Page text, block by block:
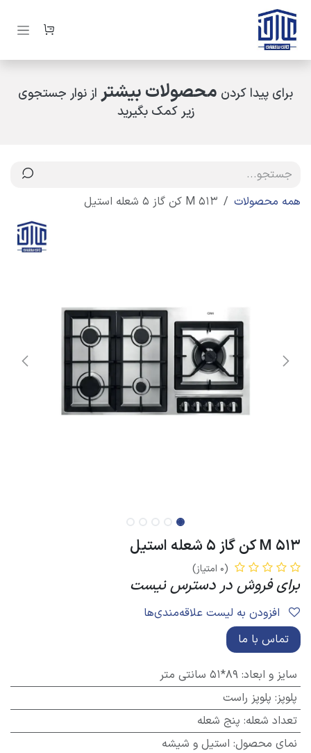
صرف نظر و مشاهده محتوا
برای پیدا کردن محصولات بیشتر از نوار جستجوی
زیر کمک بگیرید
همه محصولات 513 M کن گاز 5 شعله استیل
513 M کن گاز 5 شعله استیل
(0 امتیاز)
برای فروش در دسترس نیست
تماس با ما
سایز و ابعاد: 89*51 سانتی متر
پلوپز: پلوپز راست
تعداد شعله: پنج شعله
نمای محصول: استیل و شیشه